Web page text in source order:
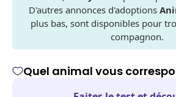
D'autres annonces d'adoptions
plus bas, sont disponibles pour
compagnon.
Quel animal vous